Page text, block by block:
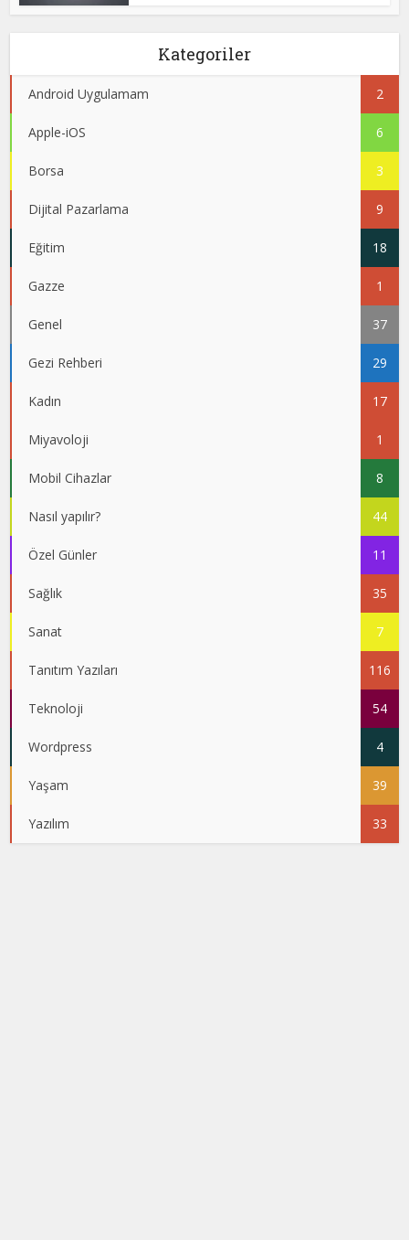
Kategoriler
Android Uygulamam 2
Apple-iOS 6
Borsa 3
Dijital Pazarlama 9
Eğitim 18
Gazze 1
Genel 37
Gezi Rehberi 29
Kadın 17
Miyavoloji 1
Mobil Cihazlar 8
Nasıl yapılır? 44
Özel Günler 11
Sağlık 35
Sanat 7
Tanıtım Yazıları 116
Teknoloji 54
Wordpress 4
Yaşam 39
Yazılım 33